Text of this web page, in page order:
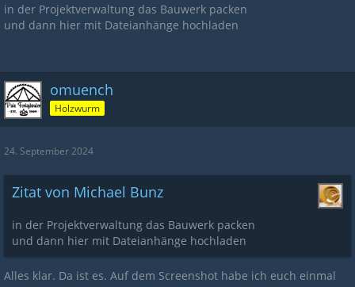
in der Projektverwaltung das Bauwerk packen
und dann hier mit Dateianhänge hochladen
omuench
Holzwurm
24. September 2024
Zitat von Michael Bunz
in der Projektverwaltung das Bauwerk packen
und dann hier mit Dateianhänge hochladen
Alles klar. Da ist es. Auf dem Screenshot habe ich euch einmal